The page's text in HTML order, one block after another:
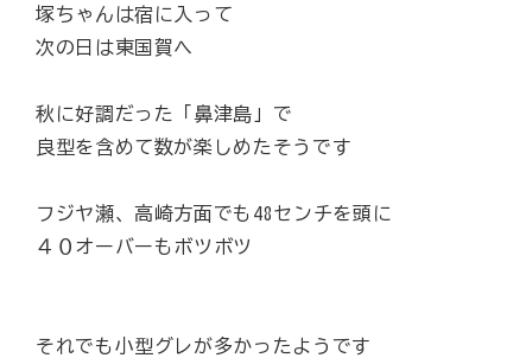
塚ちゃんは宿に入って
次の日は東国賀へ
秋に好調だった「鼻津島」で
良型を含めて数が楽しめたそうです
フジヤ瀬、高崎方面でも48センチを頭に
４０オーバーもボツボツ
それでも小型グレが多かったようです